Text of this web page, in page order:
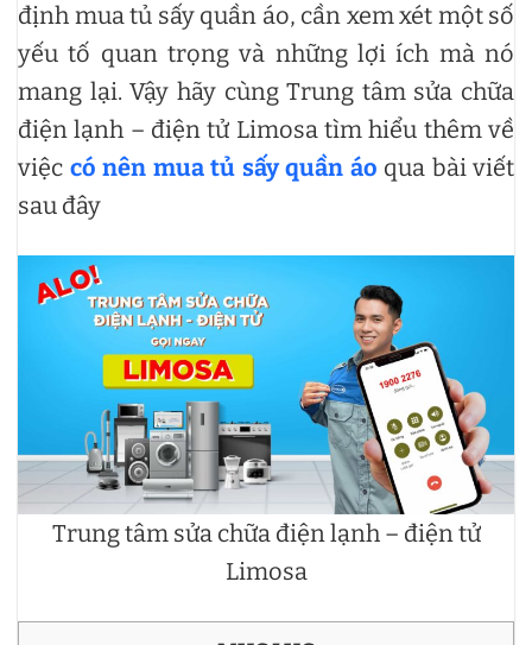
định mua tủ sấy quần áo, cần xem xét một số
yếu tố quan trọng và những lợi ích mà nó
mang lại. Vậy hãy cùng Trung tâm sửa chữa
điện lạnh – điện tử Limosa tìm hiểu thêm về
việc có nên mua tủ sấy quần áo qua bài viết
sau đây
Trung tâm sửa chữa điện lạnh – điện tử
Limosa